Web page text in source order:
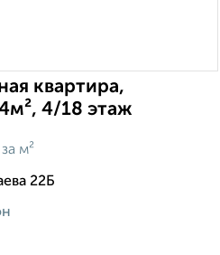
квартира,
4/18 этаж
за м²
22Б